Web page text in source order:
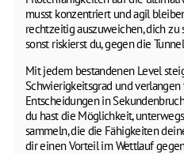
musst konzentriert und agil
rechtzeitig auszuweichen, dich
sonst riskierst du, gegen die
Mit jedem bestandenen Level
Schwierigkeitsgrad und
Entscheidungen in
du hast die Möglichkeit,
sammeln, die die Fähigkeiten
dir einen Vorteil im Wettlauf